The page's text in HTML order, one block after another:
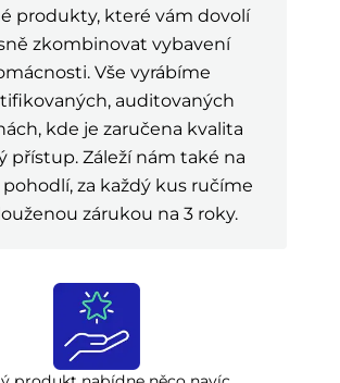
produkty, které vám dovolí
zkombinovat vybavení
Vše vyrábíme
auditovaných
kde je zaručena kvalita
přístup. Záleží nám také na
za každý kus ručíme
zárukou na 3 roky.